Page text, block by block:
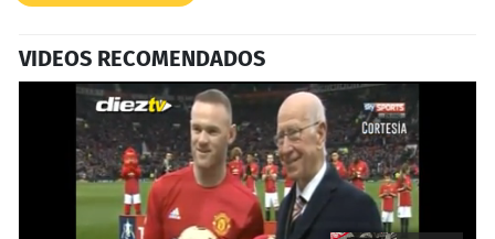
VIDEOS RECOMENDADOS